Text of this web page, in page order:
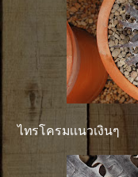
ไทรโครมเเนวเงินๆ